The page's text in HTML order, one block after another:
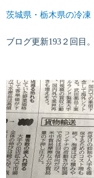
茨城県・栃木県の冷凍
ブログ更新193２回目。